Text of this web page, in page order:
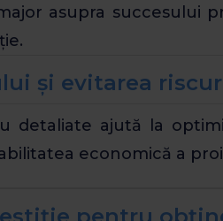
asupra succesului
și evitarea
detaliate ajută la
economică a